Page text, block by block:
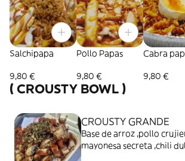
Salchipapa
9,80 €
Pollo Papas
9,80 €
Cabra
9,80 €
( CROUSTY BOWL )
CROUSTY GRANDE
Base de arroz ,pollo
mayonesa secreta ,chili dulce ,barbacoa y